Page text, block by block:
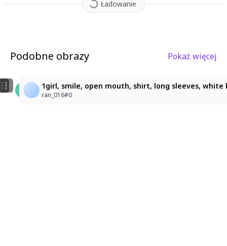
Ładowanie
Podobne obrazy Pokaż więcej
gothic girl
HErte
solo, girl, silver-white twintails, straight-cut bangs,
user-2011700083450740132
1girl, smile, open mouth, shirt, long sleeves, white
ran_016#0